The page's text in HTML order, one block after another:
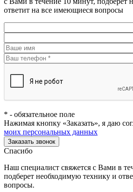
ответит на все имеющиеся вопросы
* - обязательное поле
Нажимая кнопку «Заказать», я даю
моих персональных данных
Заказать звонок
Спасибо
Наш специалист свяжется с Вами в
подберет необходимую технику и
вопросы.